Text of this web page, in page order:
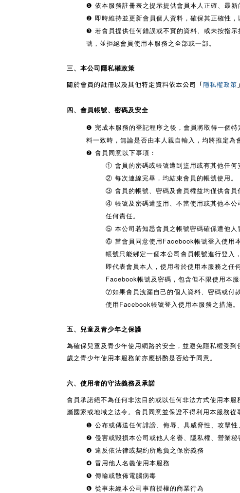
❶ 依本服務註冊表之提示提供會員本人正確、最
❷ 即時維持並更新會員個人資料，確保其正確性，
❸ 若會員提供任何錯誤或不實的資料、或未按指
號，並拒絕會員使用本服務之全部或一部。
三、本公司隱私權政策
關於會員的註冊以及其他特定資料依本公司「隱私權政策
四、會員帳號、密碼及安全
❶ 完成本服務的登記程序之後，會員將取得一個
料一致時，無論是否由本人親自輸入，均將推定為
❷ 會員同意以下事項：
① 會員的密碼或帳號遭到盜用或有其他任何
② 每次連線完畢，均結束會員的帳號使用。
③ 會員的帳號、密碼及會員權益均僅供會員
④ 帳號及密碼遭盜用、不當使用或其他本公
任何責任。
⑤ 本公司若知悉會員之帳號密碼確係遭他人
⑥ 當會員同意使用Facebook帳號登入使用
帳號只能綁定一個本公司會員帳號進行登
即代表會員本人，使用者於使用本服務之任
Facebook帳號及密碼，包含但不限使用本
⑦如果會員洩漏自己的個人資料、密碼或付
使用Facebook帳號登入使用本服務之措施。
五、兒童及青少年之保護
為確保兒童及青少年使用網路的安全，並避免隱私權受
歲之青少年使用本服務前亦應斟酌是否給予同意。
六、使用者的守法義務及承諾
會員承諾絕不為任何非法目的或以任何非法方式使用本
屬國家或地域之法令。會員同意並保證不得利用本服務
❶ 公布或傳送任何誹謗、侮辱、具威脅性、攻擊
❷ 侵害或毀損本公司或他人名譽、隱私權、營業
❸ 違反依法律或契約所應負之保密義務
❹ 冒用他人名義使用本服務
❺ 傳輸或散佈電腦病毒
❻ 從事未經本公司事前授權的商業行為